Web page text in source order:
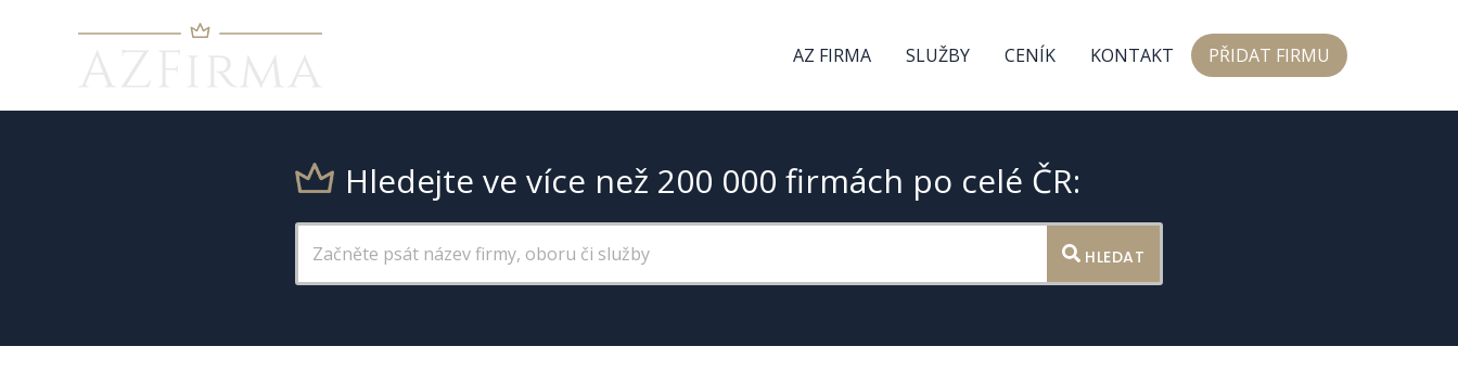
AZ FIRMA SLUŽBY CENÍK KONTAKT PŘIDAT FIRMU
Hledejte ve více než 200 000 firmách po celé ČR:
HLEDAT